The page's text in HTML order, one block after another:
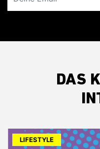
DAS
LIFESTYLE